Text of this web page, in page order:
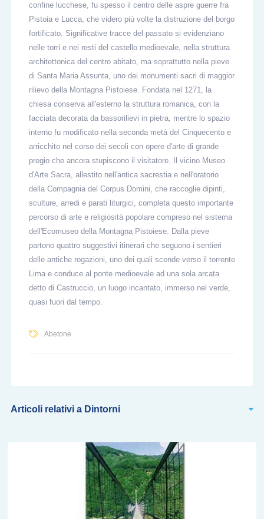
confine lucchese, fu spesso il centro delle aspre guerre fra
Pistoia e Lucca, che videro più volte la distruzione del borgo
fortificato. Significative tracce del passato si evidenziano
nelle torri e nei resti del castello medioevale, nella struttura
architettonica del centro abitato, ma soprattutto nella pieve
di Santa Maria Assunta, uno dei monumenti sacri di maggior
rilievo della Montagna Pistoiese. Fondata nel 1271, la
chiesa conserva all'esterno la struttura romanica, con la
facciata decorata da bassorilievi in pietra, mentre lo spazio
interno fu modificato nella seconda metà del Cinquecento e
arricchito nel corso dei secoli con opere d'arte di grande
pregio che ancora stupiscono il visitatore. Il vicino Museo
d'Arte Sacra, allestito nell'antica sacrestia e nell'oratorio
della Compagnia del Corpus Domini, che raccoglie dipinti,
sculture, arredi e parati liturgici, completa questo importante
percorso di arte e religiosità popolare compreso nel sistema
dell'Ecomuseo della Montagna Pistoiese. Dalla pieve
partono quattro suggestivi itinerari che seguono i sentieri
delle antiche rogazioni, uno dei quali scende verso il torrente
Lima e conduce al ponte medioevale ad una sola arcata
detto di Castruccio, un luogo incantato, immerso nel verde,
quasi fuori dal tempo.
Abetone
Articoli relativi a Dintorni